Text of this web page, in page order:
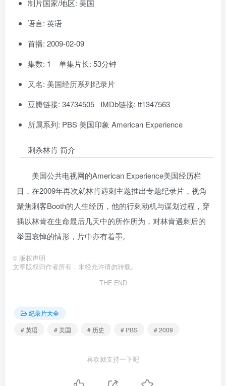
制片国家/地区: 美国
语言: 英语
首播: 2009-02-09
集数: 1 单集片长: 53分钟
又名: 美国经历系列纪录片
豆瓣链接: 34734505 IMDb链接: tt1347563
所属系列: PBS 美国印象 American Experience
刺杀林肯 简介
美国公共电视网的American Experience美国经历栏
目，在2009年再次就林肯遇刺主题推出专题纪录片，视角
聚焦刺客Booth的人生经历，他的行刺动机与谋划过程，穿
插以林肯在生命最后几天中的所作所为，对林肯遇刺后的
举国哀悼的情形，片中亦有着墨。
© 版权声明
文章版权归作者所有，未经允许请勿转载。
THE END
纪录片大全
# 英语
# 美国 # 历史 # PBS # 2009
喜欢就支持一下吧